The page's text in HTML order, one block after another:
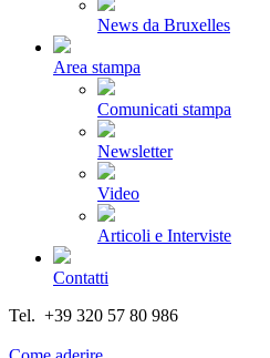
News da Bruxelles
Area stampa
Comunicati stampa
Newsletter
Video
Articoli e Interviste
Contatti
Tel. +39 320 57 80 986